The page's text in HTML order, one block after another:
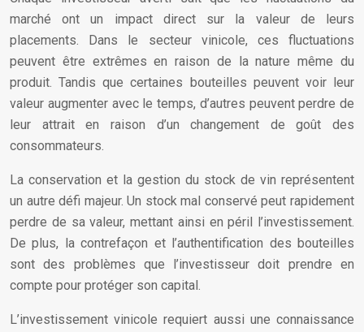
marché ont un impact direct sur la valeur de leurs
placements. Dans le secteur vinicole, ces fluctuations
peuvent être extrêmes en raison de la nature même du
produit. Tandis que certaines bouteilles peuvent voir leur
valeur augmenter avec le temps, d’autres peuvent perdre de
leur attrait en raison d’un changement de goût des
consommateurs.
La conservation et la gestion du stock de vin représentent
un autre défi majeur. Un stock mal conservé peut rapidement
perdre de sa valeur, mettant ainsi en péril l’investissement.
De plus, la contrefaçon et l’authentification des bouteilles
sont des problèmes que l’investisseur doit prendre en
compte pour protéger son capital.
L’investissement vinicole requiert aussi une connaissance